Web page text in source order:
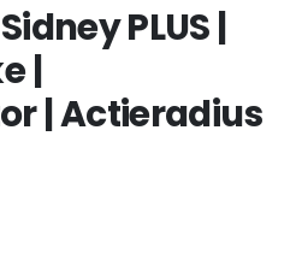
PLUS |
|
| Actieradius